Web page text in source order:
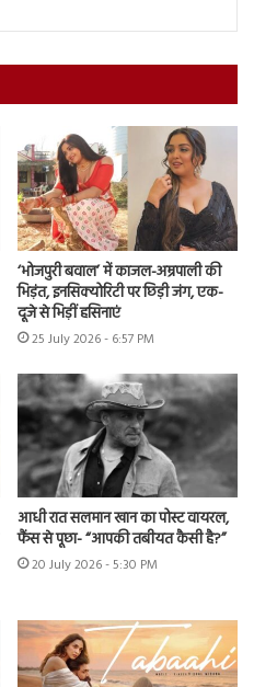
‘भोजपुरी बवाल’ में काजल-अम्रपाली की
भिड़ंत, इनसिक्योरिटी पर छिड़ी जंग, एक-
दूजे से भिड़ीं हसिनाएं
25 July 2026 - 6:57 PM
आधी रात सलमान खान का पोस्ट वायरल,
फैंस से पूछा- “आपकी तबीयत कैसी है?”
20 July 2026 - 5:30 PM